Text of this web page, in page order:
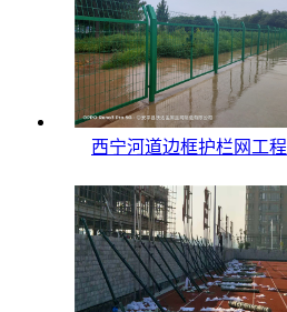
西宁河道边框护栏网工程